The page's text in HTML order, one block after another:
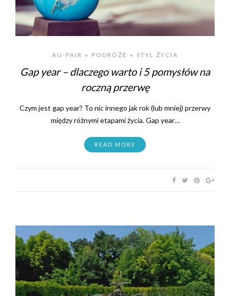
AU-PAIR • PODRÓŻE • STYL ŻYCIA
Gap year – dlaczego warto i 5 pomysłów na
roczną przerwę
Czym jest gap year? To nic innego jak rok (lub mniej) przerwy
między różnymi etapami życia. Gap year…
READ MORE